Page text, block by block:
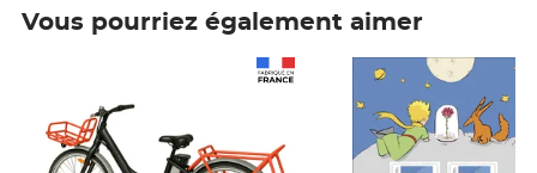
Vous pourriez également aimer
Prix 7,50€